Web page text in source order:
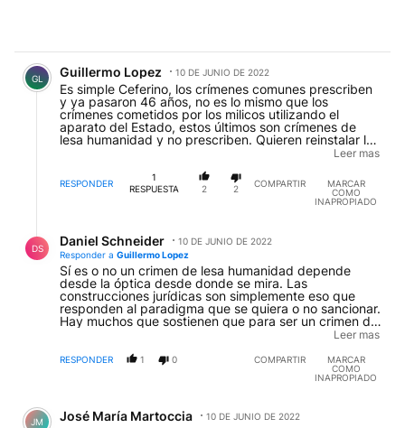
Comentario de Guillermo Lopez.
GL Guillermo Lopez 10 DE JUNIO DE 2022
Es simple Ceferino, los crímenes comunes prescriben
y ya pasaron 46 años, no es lo mismo que los
crímenes cometidos por los milicos utilizando el
aparato del Estado, estos últimos son crímenes de
lesa humanidad y no prescriben. Quieren reinstalar la
"teoría de los dos demonios" y acá no hubo demonios
que sin juicio ni condena se dedicó a torturar y
asesinar gente, robar bebés y apropiarse de las
propiedades de los asesinados. Serán tus amigos
prisión perpetua.
Leer mas
RESPONDER
1
RESPUESTA
2 2
COMPARTIR
MARCAR
COMO
INAPROPIADO
DS
Daniel Schneider
10 DE JUNIO DE 2022
Responder a Guillermo Lopez
Sí es o no un crimen de lesa humanidad depende
desde la óptica desde donde se mira. Las
construcciones jurídicas son simplemente eso que
responden al paradigma que se quiera o no sancionar.
Hay muchos que sostienen que para ser un crimen de
lesa humanidad no necesariamente el delito de que se
ser cometidos por ciertos particulares que bajo una
organización criminal pueden buscar el mismo fin
Leer mas
RESPONDER 1 0 COMPARTIR
MARCAR
COMO
INAPROPIADO
JM José María Martoccia 10 DE JUNIO DE 2022